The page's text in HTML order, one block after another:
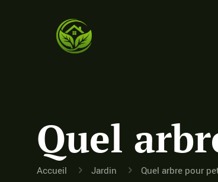
Quel
Accueil Jardin Quel arbre pour